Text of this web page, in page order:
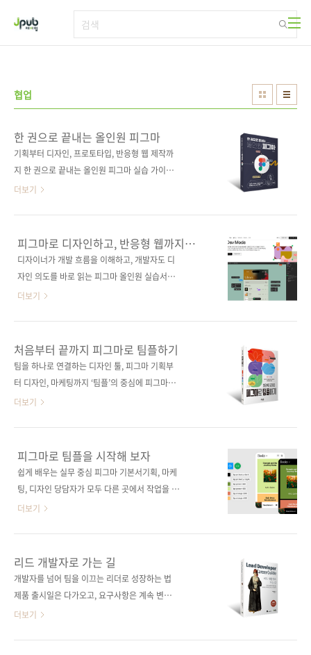
협업
한 권으로 끝내는 올인원 피그마
기획부터 디자인, 프로토타입, 반응형 웹 제작까
지 한 권으로 끝내는 올인원 피그마 실습 가이드!
이 책은 단순한 도구 설명서가 아니다. 기획자,
은 실제 예제를 직접 만들며, 팀 프로젝트에서 바
로 활용할 수 있는 협업 스킬을 익힐 수 있다. 처
음 배우는 사람도 쉽게 따라 하고, 실무자는 곧바
인터페이스와 2025 Figma Config 업데이트
내용을 반영했다. 이 책 한 권이면 피그마 입문부
도서구매 사이트(가나다순) [교보문고] [도서11
번가] [알라딘] [예스이십사] [쿠팡] 전자책 구매
사이트..
더보기
피그마로 디자인하고, 반응형 웹까지
만드는 시대
디자이너가 개발 흐름을 이해하고, 개발자도 디
자인 의도를 바로 읽는 피그마 올인원 실습서가
온다.피그마(https://www.figma.com/)가 매
지 이어지는 ‘웹 제작 플랫폼’으로 자리 잡고 있
습니다. 하지만 막상 시작하려고 하면 이런 고민
이 한 번쯤 떠오르죠. “피그마로 코드까지 만든
변수, Dev Mode… 대체 어디서부터 배워야 하
지?”“디자이너는 디자인, 개발자는 개발만 하면
→ 디자인 → 프로토타입 → 반응형 웹 제작까지
한 권으로 따라 할 수 있는 실전형 안내서가 곧
출간됩니다. 이 책은 단..
더보기
처음부터 끝까지 피그마로 팀플하기
팀을 하나로 연결하는 디자인 툴, 피그마 기획부
터 디자인, 마케팅까지 ‘팀플’의 중심에 피그마가
있다. 기획자는 아이디어를 시각화하고, 디자이
사의 일상이 되었다. 이 책은 피그마를 처음 접하
는 사람도 자연스럽게 실무에서 피그마를 시작
할 수 있게 하는 피그마 입문서다. 오토레이아웃,
버즈와 AI 기능까지 실제 업무에 바로 적용할 수
있는 예제를 통해 단계별로 익힐 수 있다. 도서구
[알라딘] [예스이십사] [쿠팡] 전자책 구매 사이
트(가나다순)[교보문고] [구글북스] [리디북스]
[알라딘] [예스이십사] ..
더보기
피그마로 팀플을 시작해 보자
쉽게 배우는 실무 중심 피그마 기본서기획, 마케
팅, 디자인 당담자가 모두 다른 곳에서 작업을 하
다 보면 자연스럽게 소통의 단절이 생기기 마련
해 줍니다. 팀의 기획자, 마케터, 디자이너 모두
가 하나의 파일에서, 프로젝트의 시작부터 끝까
지 한 화면에서 함께할 수 있기 때문입니다. 하지
루기는 어렵고, 각자의 역할도 다르다 보니 ‘기초
를 어떻게 배워야 할지' 고민이 생기게 됩니다.
더보기
리드 개발자로 가는 길
개발자를 넘어 팀을 이끄는 리더로 성장하는 법
제품 출시일은 다가오고, 요구사항은 계속 변한
다. 개발팀의 방향이 흔들릴 때, 위기를 기회로
더보기